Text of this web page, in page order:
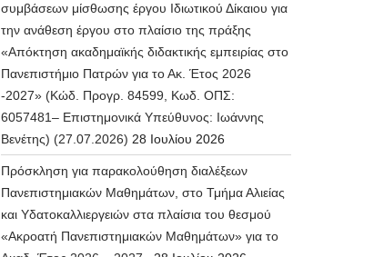
συμβάσεων μίσθωσης έργου Ιδιωτικού Δίκαιου για
την ανάθεση έργου στο πλαίσιο της πράξης
«Απόκτηση ακαδημαϊκής διδακτικής εμπειρίας στο
Πανεπιστήμιο Πατρών για το Ακ. Έτος 2026
-2027» (Κώδ. Προγρ. 84599, Κωδ. ΟΠΣ:
6057481– Επιστημονικά Υπεύθυνος: Ιωάννης
Βενέτης) (27.07.2026) 28 Ιουλίου 2026
Πρόσκληση για παρακολούθηση διαλέξεων
Πανεπιστημιακών Μαθημάτων, στο Τμήμα Αλιείας
και Υδατοκαλλιεργειών στα πλαίσια του θεσμού
«Ακροατή Πανεπιστημιακών Μαθημάτων» για το